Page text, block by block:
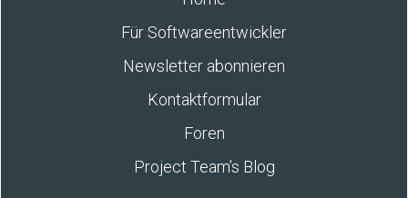
Für Softwareentwickler
Newsletter abonnieren
Kontaktformular
Foren
Project Team’s Blog